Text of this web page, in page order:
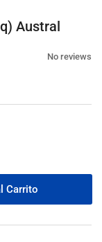
Austral
No reviews
Carrito